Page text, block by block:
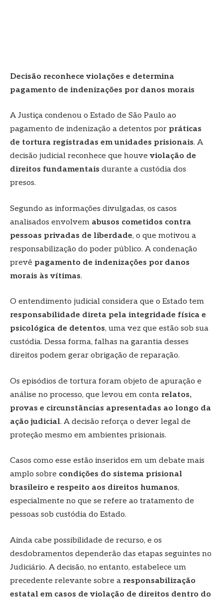
Decisão reconhece violações e determina
pagamento de indenizações por danos morais
A Justiça condenou o Estado de São Paulo ao
pagamento de indenização a detentos por práticas
de tortura registradas em unidades prisionais. A
decisão judicial reconhece que houve violação de
direitos fundamentais durante a custódia dos
presos.
Segundo as informações divulgadas, os casos
analisados envolvem abusos cometidos contra
pessoas privadas de liberdade, o que motivou a
responsabilização do poder público. A condenação
prevê pagamento de indenizações por danos
morais às vítimas.
O entendimento judicial considera que o Estado tem
responsabilidade direta pela integridade física e
psicológica de detentos, uma vez que estão sob sua
custódia. Dessa forma, falhas na garantia desses
direitos podem gerar obrigação de reparação.
Os episódios de tortura foram objeto de apuração e
análise no processo, que levou em conta relatos,
provas e circunstâncias apresentadas ao longo da
ação judicial. A decisão reforça o dever legal de
proteção mesmo em ambientes prisionais.
Casos como esse estão inseridos em um debate mais
amplo sobre condições do sistema prisional
brasileiro e respeito aos direitos humanos,
especialmente no que se refere ao tratamento de
pessoas sob custódia do Estado.
Ainda cabe possibilidade de recurso, e os
desdobramentos dependerão das etapas seguintes no
Judiciário. A decisão, no entanto, estabelece um
precedente relevante sobre a responsabilização
estatal em casos de violação de direitos dentro do